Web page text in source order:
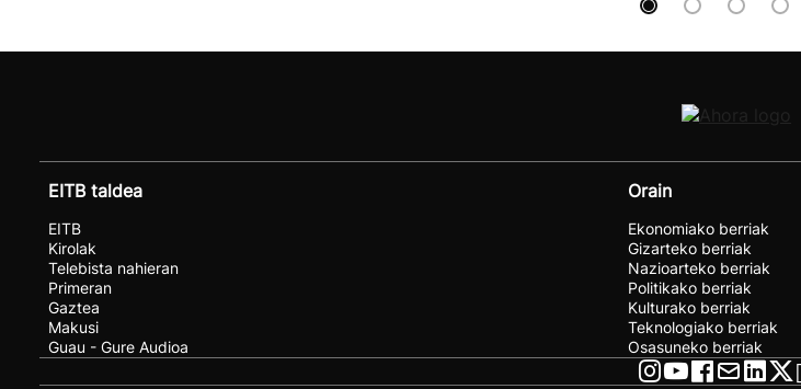
EITB taldea
EITB
Kirolak
Telebista nahieran
Primeran
Gaztea
Makusi
Guau - Gure Audioa
Orain
Ekonomiako berriak
Gizarteko berriak
Nazioarteko berriak
Politikako berriak
Kulturako berriak
Teknologiako berriak
Osasuneko berriak